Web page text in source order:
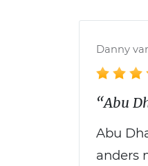
Danny
“Abu
Abu
anders